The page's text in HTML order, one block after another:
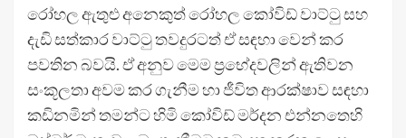
රෝහල ඇතුළු අනෙකුත් රෝහල කෝවිඩ් වාට්ටු සහ
දැඩි සත්කාර වාට්ටු තවදුරටත් ඒ සඳහා වෙන් කර
පවතින බවයි. ඒ අනුව මෙම ප්‍රභේදවලින් ඇතිවන
සංකූලතා අවම කර ගැනීම හා ජීවිත ආරක්ෂාව සඳහා
කඩිනමින් තමන්ට හිමි කෝවිඩ් මර්දන එන්නතෙහි